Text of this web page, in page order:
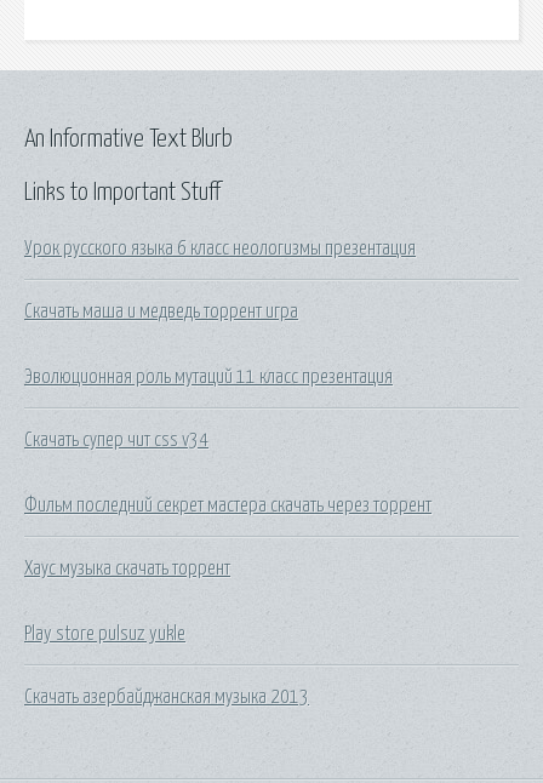
Links to Important Stuff
Урок русского языка 6 класс неологизмы презентация
Скачать маша и медведь торрент игра
Эволюционная роль мутаций 11 класс презентация
Скачать супер чит css v34
Фильм последний секрет мастера скачать через торрент
Хаус музыка скачать торрент
Play store pulsuz yukle
Скачать азербайджанская музыка 2013
An Informative Text Blurb